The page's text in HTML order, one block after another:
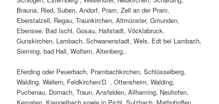
Brauna, Ried, Suben, Andorf, Pram, Zell an der Pram,
Eberstalzell, Regau, Traunkirchen, Altmünster, Gmunden,
Ebensee, Bad Ischl, Gosau, Hallstadt, Vöcklabruck,
Gunskirchen, Lambach, Schwanenstadt, Wels, Edt bei Lambach,
Sierning, bad Hall, Wolfern, Altenberg,.
Eferding oder Peuerbach, Prambachkirchen, Schlüsselberg,
Walding, Wallern, Feldkirchen/D. , Ottensheim, Walding,
Puchenau, Dornach, Traun, Ansfelden, Allhaming, Neuhofen,